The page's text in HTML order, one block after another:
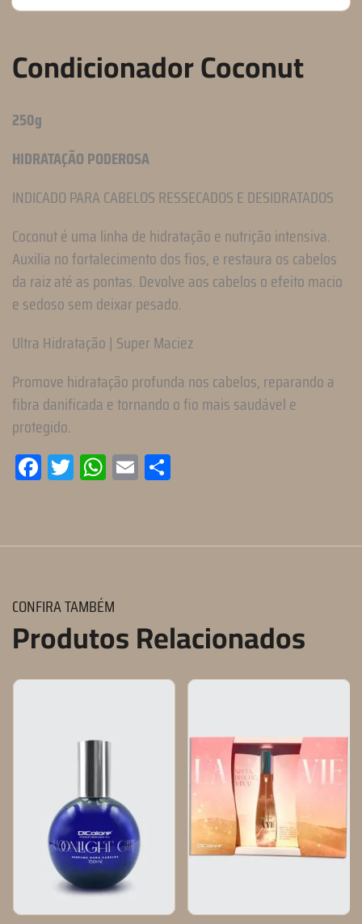
Condicionador Coconut
250g
HIDRATAÇÃO PODEROSA
INDICADO PARA CABELOS RESSECADOS E DESIDRATADOS
Coconut é uma linha de hidratação e nutrição intensiva.
Auxilia no fortalecimento dos fios, e restaura os cabelos
da raiz até as pontas. Devolve aos cabelos o efeito macio
e sedoso sem deixar pesado.
Ultra Hidratação | Super Maciez
Promove hidratação profunda nos cabelos, reparando a
fibra danificada e tornando o fio mais saudável e
protegido.
Facebook
TwitterWhatsApp
Email
CONFIRA TAMBÉM
Produtos Relacionados